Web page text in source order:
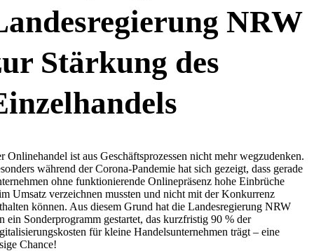
NRW
Stärkung des
Onlinehandel ist aus Geschäftsprozessen nicht mehr wegzudenken.
während der Corona-Pandemie hat sich gezeigt, dass gerade
ohne funktionierende Onlinepräsenz hohe Einbrüche
Umsatz verzeichnen mussten und nicht mit der Konkurrenz
können. Aus diesem Grund hat die Landesregierung NRW
ein Sonderprogramm gestartet, das kurzfristig 90 % der
für kleine Handelsunternehmen trägt – eine
Chance!